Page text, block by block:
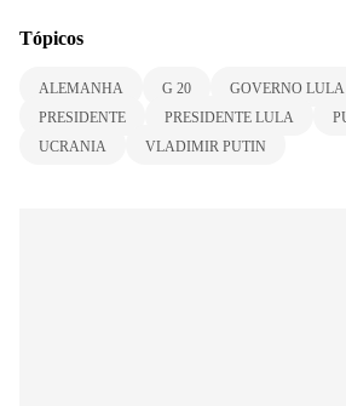
Tópicos
ALEMANHA G 20 GOVERNO LULA
PRESIDENTE
PRESIDENTE LULA
UCRANIA
VLADIMIR PUTIN